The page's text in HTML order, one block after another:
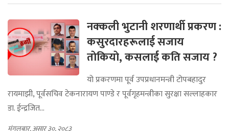
नक्कली भुटानी शरणार्थी प्रकरण :
कसुरदारहरूलाई सजाय
ताेकियाे, कसलाई कति सजाय ?
यो प्रकरणमा पूर्व उपप्रधानमन्त्री टोपबहादुर
रायमाझी, पूर्वसचिव टेकनारायण पाण्डे र पूर्वगृहमन्त्रीका सुरक्षा सल्लाहकार
डा. ईन्द्रजित...
मंगलबार, असार ३०, २०८३